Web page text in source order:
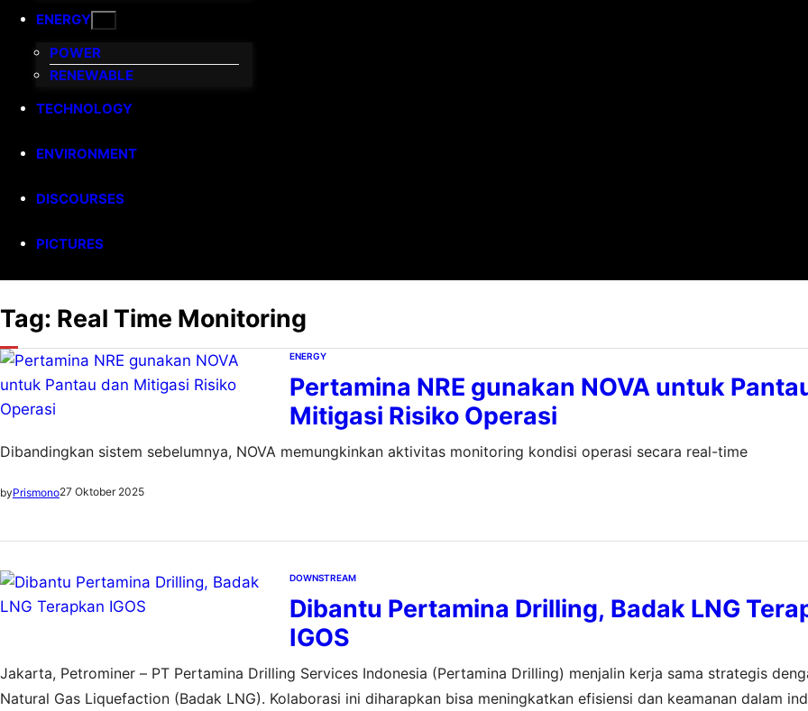
ENERGY
POWER
RENEWABLE
TECHNOLOGY
ENVIRONMENT
DISCOURSES
PICTURES
Tag: Real Time Monitoring
ENERGY
Pertamina NRE gunakan NOVA untuk
Mitigasi Risiko Operasi
Dibandingkan sistem sebelumnya, NOVA memungkinkan aktivitas monitoring kondisi operasi secara real-time
byPrismono27 Oktober 2025
DOWNSTREAM
Dibantu Pertamina Drilling, Badak LNG
IGOS
Jakarta, Petrominer – PT Pertamina Drilling Services Indonesia (Pertamina Drilling) menjalin kerja sama strategis
Natural Gas Liquefaction (Badak LNG). Kolaborasi ini diharapkan bisa meningkatkan efisiensi dan keamanan dalam